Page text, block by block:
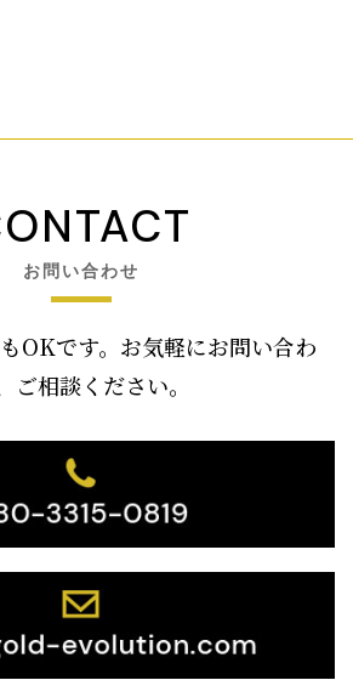
お問い合わせ
OKです。お気軽にお問い合わ
ご相談ください。